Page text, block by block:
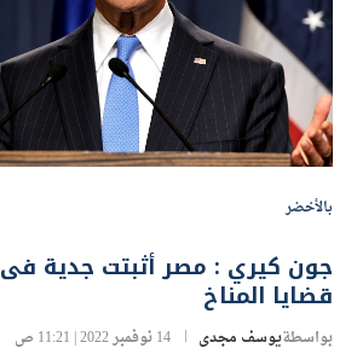
بالأخضر
جون كيري : مصر أثبتت جدية فى
قضايا المناخ
بواسطةيوسف مجدى 14 نوفمبر 2022 | 11:21 ص